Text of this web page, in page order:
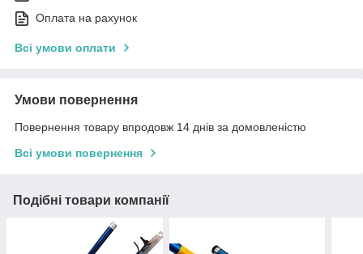
Оплата на рахунок
Всі умови оплати
Умови повернення
Повернення товару впродовж 14 днів за домовленістю
Всі умови повернення
Подібні товари компанії